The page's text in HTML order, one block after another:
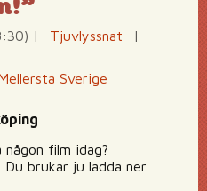
| Tjuvlyssnat
|
Sverige
film idag?
brukar ju ladda ner